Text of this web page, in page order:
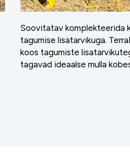
Soovitatav komplekteerida
tagumise lisatarvikuga.
koos tagumiste
tagavad ideaalse mulla